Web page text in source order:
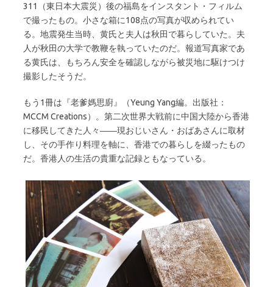
311（東日本大震災）後の福島をインスタント・フィルム
で撮ったもの。小さな箱に108点の写真が収められてい
る。地震発生当時、黄氏と夫人は秋田で暮らしていた。夫
人が秋田の大学で教鞭を執っていたのだ。報道写真家であ
る黄氏は、もちろん安全を確認しながら被災地に駆けつけ
撮影したそうだ。
もう1冊は『老爹媽思廚』（Yeung Yang編。出版社：
MCCM Creations）。第二次世界大戦前に中国大陸から香港
に移民してきた人々――現おじいさん・おばあさんに取材
し、その手作り料理を軸に、香港での暮らしを綴ったもの
だ。香港人の生活の貴重な記録ともなっている。